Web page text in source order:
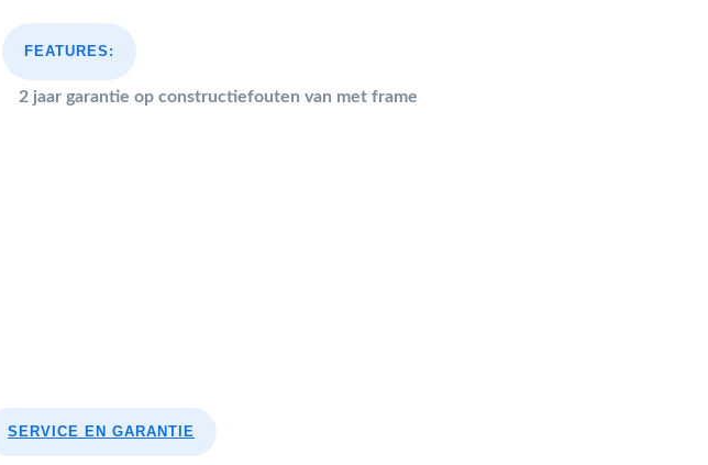
FEATURES:
2 jaar garantie op constructiefouten van met frame
SERVICE EN GARANTIE